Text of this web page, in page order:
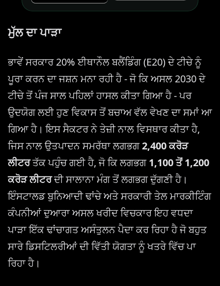
ਮੁੱਲ ਦਾ ਪਾੜਾ
ਭਾਵੇਂ ਸਰਕਾਰ 20% ਈਥਾਨੌਲ ਬਲੈਂਡਿੰਗ (E20) ਦੇ ਟੀਚੇ ਨੂੰ
ਪੂਰਾ ਕਰਨ ਦਾ ਜਸ਼ਨ ਮਨਾ ਰਹੀ ਹੈ - ਜੋ ਕਿ ਅਸਲ 2030 ਦੇ
ਟੀਚੇ ਤੋਂ ਪੰਜ ਸਾਲ ਪਹਿਲਾਂ ਹਾਸਲ ਕੀਤਾ ਗਿਆ ਹੈ - ਪਰ
ਉਦਯੋਗ ਲਈ ਹੁਣ ਵਿਕਾਸ ਤੋਂ ਬਚਾਅ ਵੱਲ ਵੇਖਣ ਦਾ ਸਮਾਂ ਆ
ਗਿਆ ਹੈ। ਇਸ ਸੈਕਟਰ ਨੇ ਤੇਜ਼ੀ ਨਾਲ ਵਿਸਥਾਰ ਕੀਤਾ ਹੈ,
ਜਿਸ ਨਾਲ ਉਤਪਾਦਨ ਸਮਰੱਥਾ ਲਗਭਗ2,400 ਕਰੋੜ
ਲੀਟਰਤੱਕ ਪਹੁੰਚ ਗਈ ਹੈ, ਜੋ ਕਿ ਲਗਭਗ1,100 ਤੋਂ 1,200
ਕਰੋੜ ਲੀਟਰਦੀ ਸਾਲਾਨਾ ਮੰਗ ਤੋਂ ਲਗਭਗ ਦੁੱਗਣੀ ਹੈ।
ਇੰਸਟਾਲਡ ਬੁਨਿਆਦੀ ਢਾਂਚੇ ਅਤੇ ਸਰਕਾਰੀ ਤੇਲ ਮਾਰਕੀਟਿੰਗ
ਕੰਪਨੀਆਂ ਦੁਆਰਾ ਅਸਲ ਖਰੀਦ ਵਿਚਕਾਰ ਇਹ ਵਧਦਾ
ਪਾੜਾ ਇੱਕ ਢਾਂਚਾਗਤ ਅਸੰਤੁਲਨ ਪੈਦਾ ਕਰ ਰਿਹਾ ਹੈ ਜੋ ਬਹੁਤ
ਸਾਰੇ ਡਿਸਟਿਲਰੀਆਂ ਦੀ ਵਿੱਤੀ ਯੋਗਤਾ ਨੂੰ ਖਤਰੇ ਵਿੱਚ ਪਾ
ਰਿਹਾ ਹੈ।